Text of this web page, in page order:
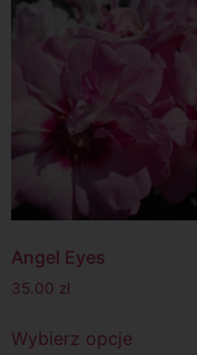
Angel Eyes
35.00 zł
Wybierz opcje